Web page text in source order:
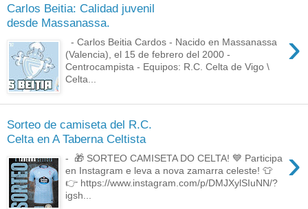
Carlos Beitia: Calidad juvenil
desde Massanassa.
›
- Carlos Beitia Cardos - Nacido en Massanassa
(Valencia), el 15 de febrero del 2000 -
Centrocampista - Equipos: R.C. Celta de Vigo \
Celta...
Sorteo de camiseta del R.C.
Celta en A Taberna Celtista
›
- 🎁 SORTEO CAMISETA DO CELTA! 💙 Participa
en Instagram e leva a nova zamarra celeste! 👕
👉 https://www.instagram.com/p/DMJXylSIuNN/?
igsh...